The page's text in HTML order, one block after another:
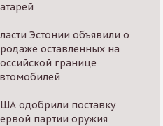
Эстонии объявили о
оставленных на
границе
одобрили поставку
партии оружия